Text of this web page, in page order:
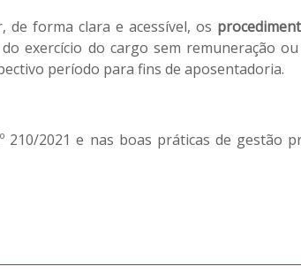
forma clara e acessível, os
exercício do cargo sem remuneração
período para fins de aposentadoria.
2021 e nas boas práticas de gestão